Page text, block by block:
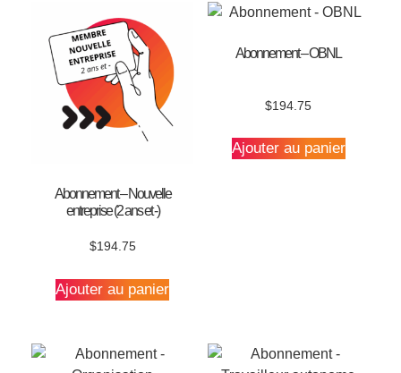
Abonnement – Nouvelle
entreprise (2 ans et -)
$194.75
Ajouter au panier
Abonnement – OBNL
$194.75
Ajouter au panier